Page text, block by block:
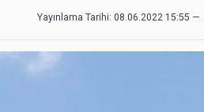
Yayınlama Tarihi: 08.06.2022 15:55 —